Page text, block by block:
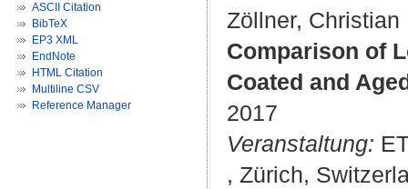
ASCII Citation
BibTeX
EP3 XML
EndNote
HTML Citation
Multiline CSV
Reference Manager
Zöllner, Christian
Comparison of
Coated and
2017
Veranstaltung:
, Zürich,